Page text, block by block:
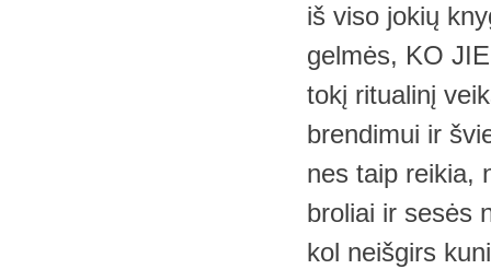
iš viso jokių
gelmės, KO
tokį ritualinį
brendimui ir
nes taip reikia,
broliai ir sesės
kol neišgirs